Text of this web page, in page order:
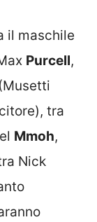
il maschile
Purcell,
(Musetti
tra
Mmoh,
Nick